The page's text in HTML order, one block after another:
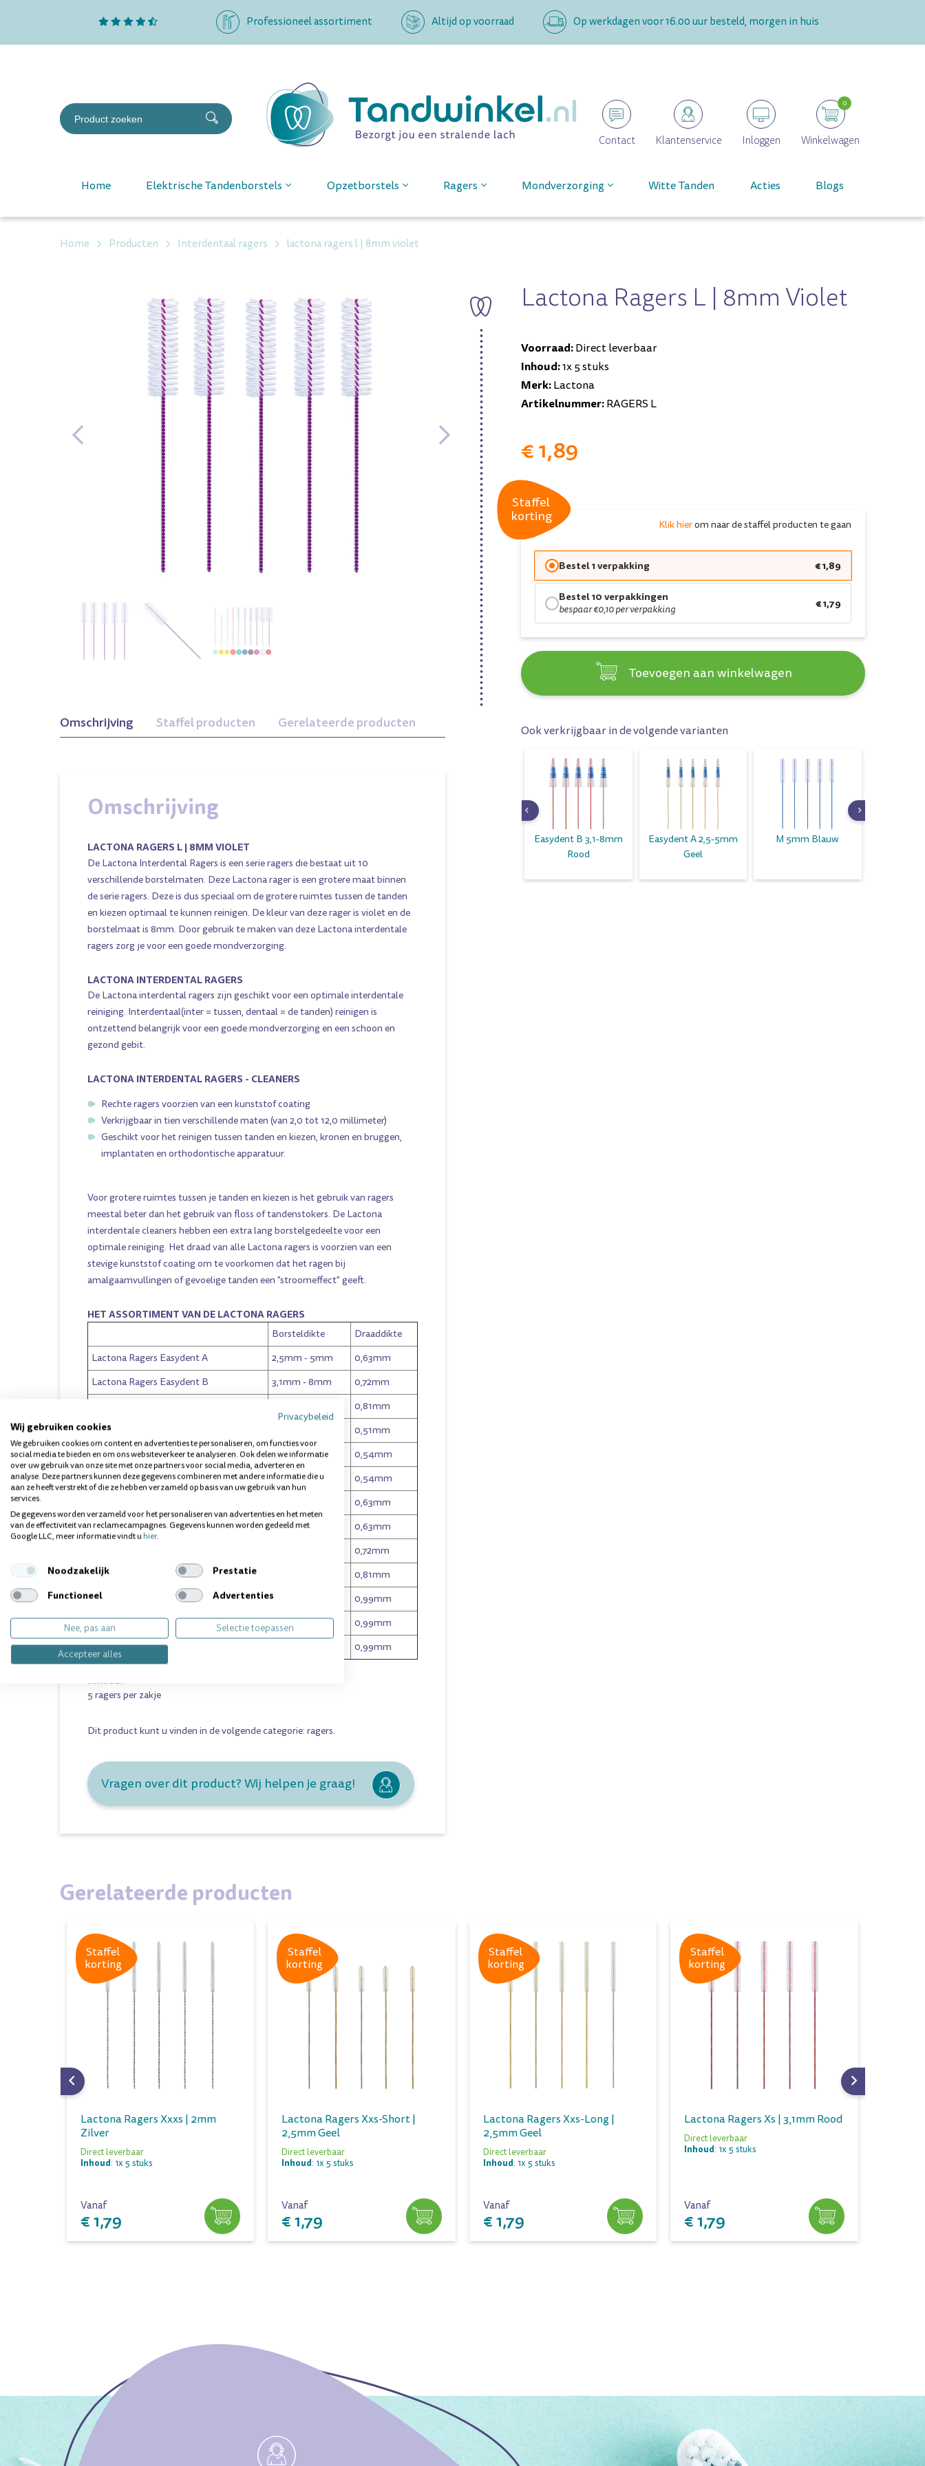
Professioneel assortiment Altijd op voorraad Op werkdagen voor 16.00 uur besteld, morgen in huis
Contact Klantenservice Inloggen Winkelwagen
0
Home Elektrische Tandenborstels Opzetborstels Ragers Mondverzorging Witte Tanden Acties Blogs
Home Producten Interdentaal ragers lactona ragers l | 8mm violet
Lactona Ragers L | 8mm Violet
Voorraad:Direct leverbaar
Inhoud:1x 5 stuks
Merk:Lactona
Artikelnummer:RAGERS L
€ 1,89
Staffel
korting
Klik hierom naar de staffel producten te gaan
Staffel
korting
Bestel 1 verpakking € 1,89
Bestel 10 verpakkingen
bespaar €0,10 per verpakking € 1,79
Toevoegen aan winkelwagen
Ook verkrijgbaar in de volgende varianten
Easydent B 3,1-8mm
Rood
Easydent A 2,5-5mm
Geel
M 5mm Blauw
Omschrijving Staffel producten Gerelateerde producten
Omschrijving
LACTONA RAGERS L | 8MM VIOLET
De Lactona Interdental Ragers is een serie ragers die bestaat uit 10
verschillende borstelmaten. Deze Lactona rager is een grotere maat binnen
de serie ragers. Deze is dus speciaal om de grotere ruimtes tussen de tanden
en kiezen optimaal te kunnen reinigen. De kleur van deze rager is violet en de
borstelmaat is 8mm. Door gebruik te maken van deze Lactona interdentale
ragers zorg je voor een goede mondverzorging.
LACTONA INTERDENTAL RAGERS
De Lactona interdental ragers zijn geschikt voor een optimale interdentale
reiniging. Interdentaal(inter = tussen, dentaal = de tanden) reinigen is
ontzettend belangrijk voor een goede mondverzorging en een schoon en
gezond gebit.
LACTONA INTERDENTAL RAGERS - CLEANERS
Rechte ragers voorzien van een kunststof coating
Verkrijgbaar in tien verschillende maten (van 2,0 tot 12,0 millimeter)
Geschikt voor het reinigen tussen tanden en kiezen, kronen en bruggen,
implantaten en orthodontische apparatuur.
Voor grotere ruimtes tussen je tanden en kiezen is het gebruik van ragers
meestal beter dan het gebruik van floss of tandenstokers. De Lactona
interdentale cleaners hebben een extra lang borstelgedeelte voor een
optimale reiniging. Het draad van alle Lactona ragers is voorzien van een
stevige kunststof coating om te voorkomen dat het ragen bij
amalgaamvullingen of gevoelige tanden een "stroomeffect" geeft.
HET ASSORTIMENT VAN DE LACTONA RAGERS
Borsteldikte
Draaddikte
Lactona Ragers Easydent A
2,5mm - 5mm
0,63mm
Lactona Ragers Easydent B
3,1mm - 8mm
0,72mm
0,81mm
Lactona ragers XXXS
0,51mm
Lactona ragers XXS-S- Geel 2,5mm
0,54mm
Lactona ragers XXS-L- Geel 2,5mm
0,54mm
0,63mm
Lactona ragers S- Groen 4mm
0,63mm
0,72mm
Lactona ragers L/M - Zwart
0,81mm
Lactona ragers L
- Violet 8mm
0,99mm
Lactona ragers XL - Transparant 10mm
0,99mm
Lactona ragers XXL
0,99mm
Inhoud:
5 ragers per zakje
Dit product kunt u vinden in de volgende categorie: ragers.
Vragen over dit product? Wij helpen je graag!
Gerelateerde producten
Staffel
korting
Lactona Ragers Xxxs | 2mm
Zilver
Direct leverbaar
Inhoud: 1x 5 stuks
Vanaf
€ 1,79
Staffel
korting
Lactona Ragers Xxs-Short |
2,5mm Geel
Direct leverbaar
Inhoud: 1x 5 stuks
Vanaf
€ 1,79
Staffel
korting
Lactona Ragers Xxs-Long |
2,5mm Geel
Direct leverbaar
Inhoud: 1x 5 stuks
Vanaf
€ 1,79
Staffel
korting
Lactona Ragers Xs | 3,1mm Rood
Direct leverbaar
Inhoud: 1x 5 stuks
Vanaf
€ 1,79
Privacybeleid
Wij gebruiken cookies
We gebruiken cookies om content en advertenties te personaliseren, om functies voor
social media te bieden en om ons websiteverkeer te analyseren. Ook delen we informatie
over uw gebruik van onze site met onze partners voor social media, adverteren en
analyse. Deze partners kunnen deze gegevens combineren met andere informatie die u
aan ze heeft verstrekt of die ze hebben verzameld op basis van uw gebruik van hun
services.
De gegevens worden verzameld voor het personaliseren van advertenties en het meten
van de effectiviteit van reclamecampagnes. Gegevens kunnen worden gedeeld met
Google LLC, meer informatie vindt uhier.
Noodzakelijk
Prestatie
Functioneel
Advertenties
Nee, pas aan
Selectie toepassen
Accepteer alles